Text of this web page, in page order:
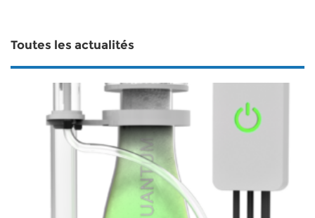
Toutes les actualités